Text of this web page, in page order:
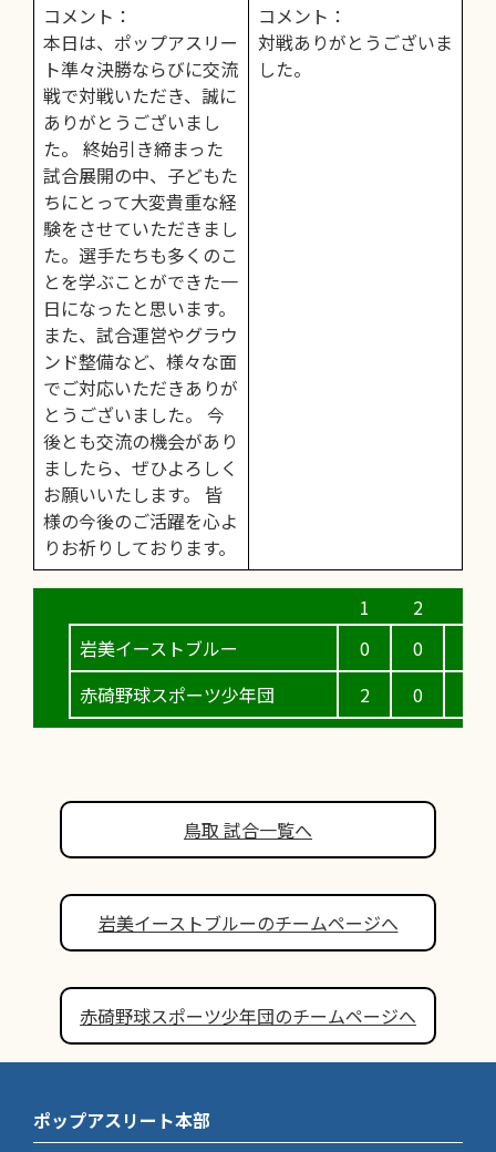
コメント：
本日は、ポップアスリー
ト準々決勝ならびに交流
戦で対戦いただき、誠に
ありがとうございまし
た。 終始引き締まった
試合展開の中、子どもた
ちにとって大変貴重な経
験をさせていただきまし
た。選手たちも多くのこ
とを学ぶことができた一
日になったと思います。
また、試合運営やグラウ
ンド整備など、様々な面
でご対応いただきありが
とうございました。 今
後とも交流の機会があり
ましたら、ぜひよろしく
お願いいたします。 皆
様の今後のご活躍を心よ
りお祈りしております。
コメント：
対戦ありがとうございま
した。
岩美イーストブルー
赤碕野球スポーツ少年団
0
2
0
0
鳥取 試合一覧へ
岩美イーストブルーのチームページへ
赤碕野球スポーツ少年団のチームページへ
ポップアスリート本部